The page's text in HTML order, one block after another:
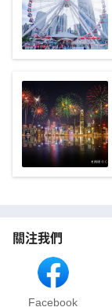
關注我們
Facebook